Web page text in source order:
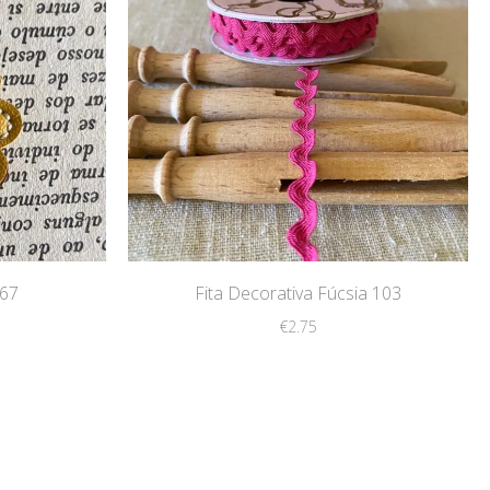
Fita Decorativa Fúcsia 103
€2.75